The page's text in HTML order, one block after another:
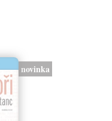
novinka